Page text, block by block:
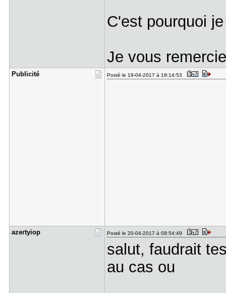
C'est pourquoi
Je vous
Publicité Posté le 19-04-2017 à 18:14:53
azertyiop Posté le 20-04-2017 à 08:54:49
salut, faudrait
au cas ou